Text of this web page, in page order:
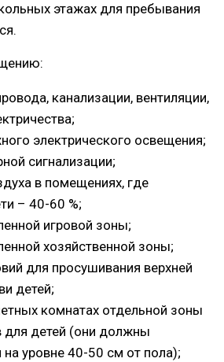
этажах для пребывания
канализации, вентиляции,
электрического освещения;
сигнализации;
в помещениях, где
– 40-60 %;
игровой зоны;
хозяйственной зоны;
для просушивания верхней
детей;
комнатах отдельной зоны
для детей (они должны
на уровне 40-50 см от пола);